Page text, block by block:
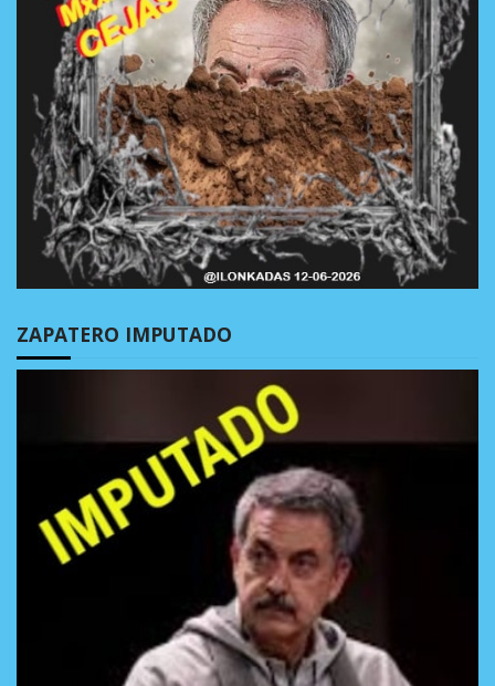
ZAPATERO IMPUTADO